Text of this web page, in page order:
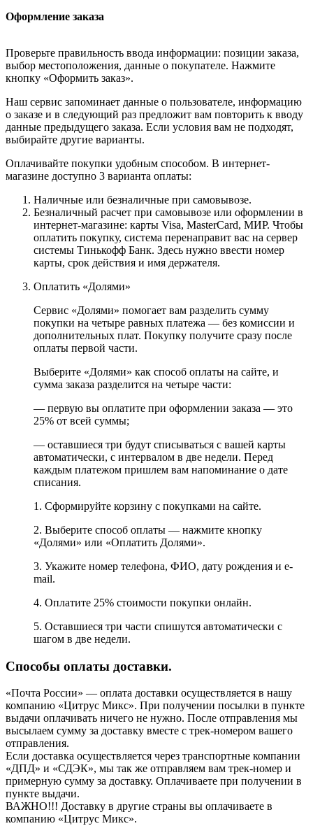
Оформление заказа
Проверьте правильность ввода информации: позиции заказа,
выбор местоположения, данные о покупателе. Нажмите
кнопку «Оформить заказ».
Наш сервис запоминает данные о пользователе, информацию
о заказе и в следующий раз предложит вам повторить к вводу
данные предыдущего заказа. Если условия вам не подходят,
выбирайте другие варианты.
Оплачивайте покупки удобным способом. В интернет-
магазине доступно 3 варианта оплаты:
Наличные или безналичные при самовывозе.
Безналичный расчет при самовывозе или оформлении в
интернет-магазине: карты Visa, MasterCard, МИР. Чтобы
оплатить покупку, система перенаправит вас на сервер
системы Тинькофф Банк. Здесь нужно ввести номер
карты, срок действия и имя держателя.
Оплатить «Долями»
Сервис «Долями» помогает вам разделить сумму
покупки на четыре равных платежа — без комиссии и
дополнительных плат. Покупку получите сразу после
оплаты первой части.
Выберите «Долями» как способ оплаты на сайте, и
сумма заказа разделится на четыре части:
— первую вы оплатите при оформлении заказа — это
25% от всей суммы;
— оставшиеся три будут списываться с вашей карты
автоматически, с интервалом в две недели. Перед
каждым платежом пришлем вам напоминание о дате
списания.
1. Сформируйте корзину с покупками на сайте.
2. Выберите способ оплаты — нажмите кнопку
«Долями» или «Оплатить Долями».
3. Укажите номер телефона, ФИО, дату рождения и e-
mail.
4. Оплатите 25% стоимости покупки онлайн.
5. Оставшиеся три части спишутся автоматически с
шагом в две недели.
Способы оплаты доставки.
«Почта России» — оплата доставки осуществляется в нашу
компанию «Цитрус Микс». При получении посылки в пункте
выдачи оплачивать ничего не нужно. После отправления мы
высылаем сумму за доставку вместе с трек-номером вашего
отправления.
Если доставка осуществляется через транспортные компании
«ДПД» и «СДЭК», мы так же отправляем вам трек-номер и
примерную сумму за доставку. Оплачиваете при получении в
пункте выдачи.
ВАЖНО!!! Доставку в другие страны вы оплачиваете в
компанию «Цитрус Микс».